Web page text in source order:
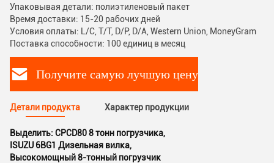
Упаковывая детали: полиэтиленовый пакет
Время доставки: 15-20 рабочих дней
Условия оплаты: L/C, T/T, D/P, D/A, Western Union, MoneyGram
Поставка способности: 100 единиц в месяц
Получите самую лучшую цену
Детали продукта Характер продукции
Выделить: CPCD80 8 тонн погрузчика,
ISUZU 6BG1 Дизельная вилка,
Высокомощный 8-тонный погрузчик